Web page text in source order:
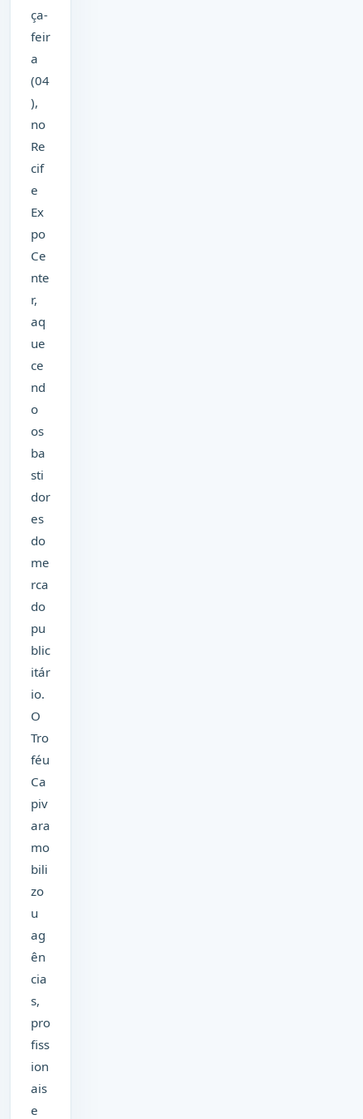
ça-
feir
a
(04
),
no
Re
cif
e
Ex
po
Ce
nte
r,
aq
ue
ce
nd
o
os
ba
sti
dor
es
do
me
rca
do
pu
blic
itár
io.
O
Tro
féu
Ca
piv
ara
mo
bili
zo
u
ag
ên
cia
s,
pro
fiss
ion
ais
e